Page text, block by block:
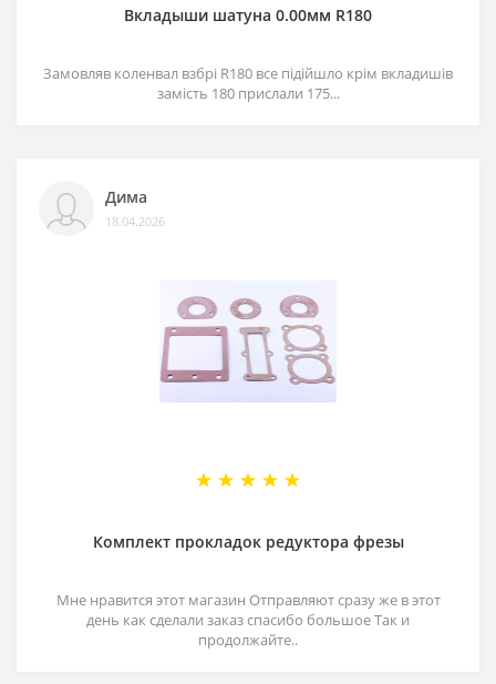
Вкладыши шатуна 0.00мм R180
Замовляв коленвал взбрі R180 все підійшло крім вкладишів
замість 180 прислали 175...
Дима
18.04.2026
Комплект прокладок редуктора фрезы
Мне нравится этот магазин Отправляют сразу же в этот
день как сделали заказ спасибо большое Так и
продолжайте..